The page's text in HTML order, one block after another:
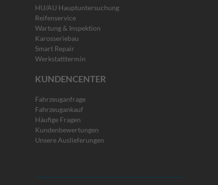
HU/AU Hauptuntersuchung
Reifenservice
Wartung & Inspektion
Karosseriebau
Smart Repair
Werkstatttermin
KUNDENCENTER
Fahrzeuganfrage
Fahrzeugankauf
Häufige Fragen
Kundenbewertungen
Unsere Auslieferungen